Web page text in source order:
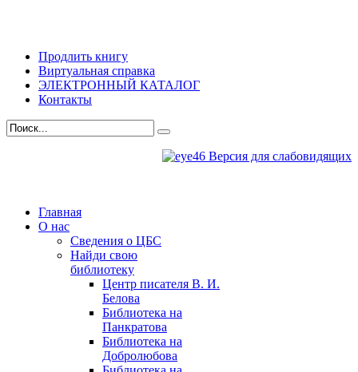
Продлить книгу
Виртуальная справка
ЭЛЕКТРОННЫЙ КАТАЛОГ
Контакты
Версия для слабовидящих
Главная
О нас
Сведения о ЦБС
Найди свою
библиотеку
Центр писателя В. И.
Белова
Библиотека на
Панкратова
Библиотека на
Добролюбова